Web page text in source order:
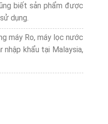
biết sản phẩm được
dụng.
máy Ro, máy lọc nước
khẩu tại Malaysia,